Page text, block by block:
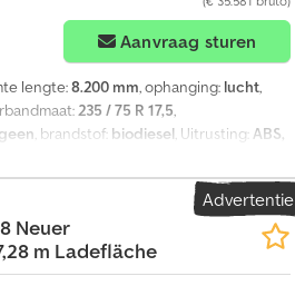
Aanvraag sturen
lengte:8.200 mm, ophanging: lucht,
235 / 75 R 17,5,
geen, brandstof: biodiesel, Uitrusting: ABS,
beladen ca.: 890 mm, 22
3.100 x 750 mm), Klimstrip aan de
Houten vloer 68 mm dik,
Rondomverlichting, Voertuig
met verlichting en
van de oprijrampen, Prijs: € 1.000,
Advertentie
Neuer
m Ladefläche